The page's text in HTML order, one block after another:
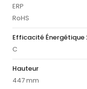
ERP
RoHS
Efficacité Énergétique
C
Hauteur
447 mm